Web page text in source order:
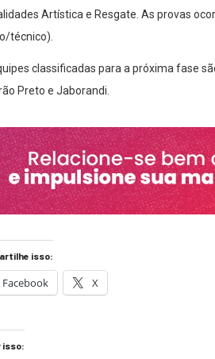
Artística e Resgate. As provas
técnico).
classificadas para a próxima fase
Preto e Jaborandi.
isso:
Facebook X
isso: